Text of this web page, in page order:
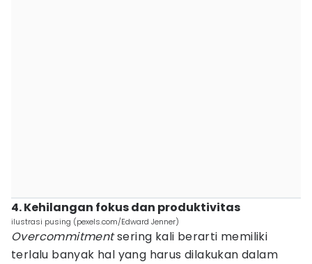
4. Kehilangan fokus dan produktivitas
ilustrasi pusing (pexels.com/Edward Jenner)
Overcommitmentsering kali berarti memiliki
terlalu banyak hal yang harus dilakukan dalam